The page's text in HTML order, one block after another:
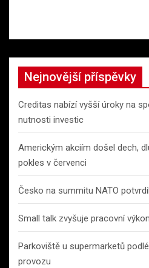
Nejnovější příspěvky
Creditas nabízí vyšší úroky na
nutnosti investic
Americkým akciím došel dech,
pokles v červenci
Česko na summitu NATO
Small talk zvyšuje pracovní
Parkoviště u supermarketů
provozu